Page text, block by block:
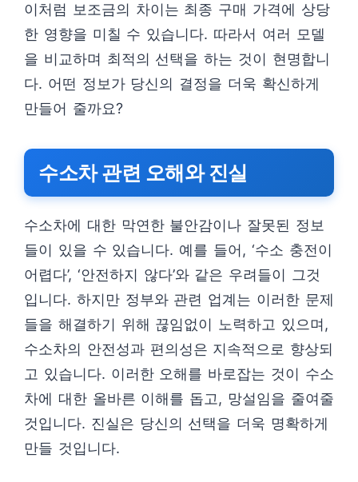
이처럼 보조금의 차이는 최종 구매 가격에 상당
한 영향을 미칠 수 있습니다. 따라서 여러 모델
을 비교하며 최적의 선택을 하는 것이 현명합니
다. 어떤 정보가 당신의 결정을 더욱 확신하게
만들어 줄까요?
수소차 관련 오해와 진실
수소차에 대한 막연한 불안감이나 잘못된 정보
들이 있을 수 있습니다. 예를 들어, ‘수소 충전이
어렵다’, ‘안전하지 않다’와 같은 우려들이 그것
입니다. 하지만 정부와 관련 업계는 이러한 문제
들을 해결하기 위해 끊임없이 노력하고 있으며,
수소차의 안전성과 편의성은 지속적으로 향상되
고 있습니다. 이러한 오해를 바로잡는 것이 수소
차에 대한 올바른 이해를 돕고, 망설임을 줄여줄
것입니다. 진실은 당신의 선택을 더욱 명확하게
만들 것입니다.